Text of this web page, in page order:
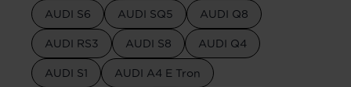
AUDI S6 AUDI SQ5 AUDI Q8
AUDI RS3 AUDI S8 AUDI Q4
AUDI S1 AUDI A4 E Tron